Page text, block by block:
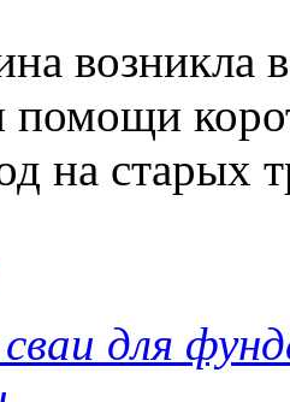
возникла
помощи
на старых
для